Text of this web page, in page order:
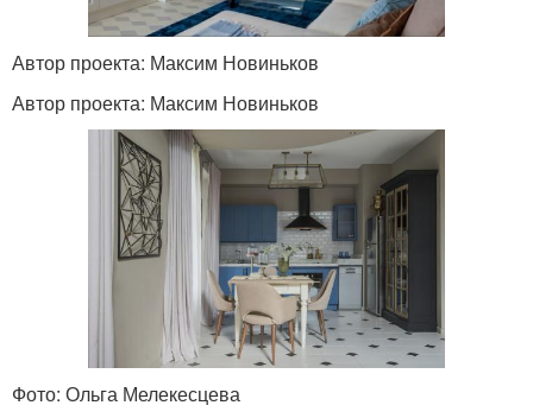
Автор проекта: Максим Новиньков
Автор проекта: Максим Новиньков
Фото: Ольга Мелекесцева